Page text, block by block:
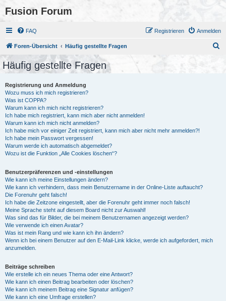
Fusion Forum
FAQ Anmelden
Registrieren
Foren-Übersicht Häufig gestellte Fragen
Häufig gestellte Fragen
Registrierung und Anmeldung
Wozu muss ich mich registrieren?
Was ist COPPA?
Warum kann ich mich nicht registrieren?
Ich habe mich registriert, kann mich aber nicht anmelden!
Warum kann ich mich nicht anmelden?
Ich habe mich vor einiger Zeit registriert, kann mich aber nicht mehr anmelden?!
Ich habe mein Passwort vergessen!
Warum werde ich automatisch abgemeldet?
Wozu ist die Funktion „Alle Cookies löschen“?
Benutzerpräferenzen und -einstellungen
Wie kann ich meine Einstellungen ändern?
Wie kann ich verhindern, dass mein Benutzername in der Online-Liste auftaucht?
Die Forenuhr geht falsch!
Ich habe die Zeitzone eingestellt, aber die Forenuhr geht immer noch falsch!
Meine Sprache steht auf diesem Board nicht zur Auswahl!
Was sind das für Bilder, die bei meinem Benutzernamen angezeigt werden?
Wie verwende ich einen Avatar?
Was ist mein Rang und wie kann ich ihn ändern?
Wenn ich bei einem Benutzer auf den E-Mail-Link klicke, werde ich aufgefordert, mich
anzumelden.
Beiträge schreiben
Wie erstelle ich ein neues Thema oder eine Antwort?
Wie kann ich einen Beitrag bearbeiten oder löschen?
Wie kann ich meinem Beitrag eine Signatur anfügen?
Wie kann ich eine Umfrage erstellen?